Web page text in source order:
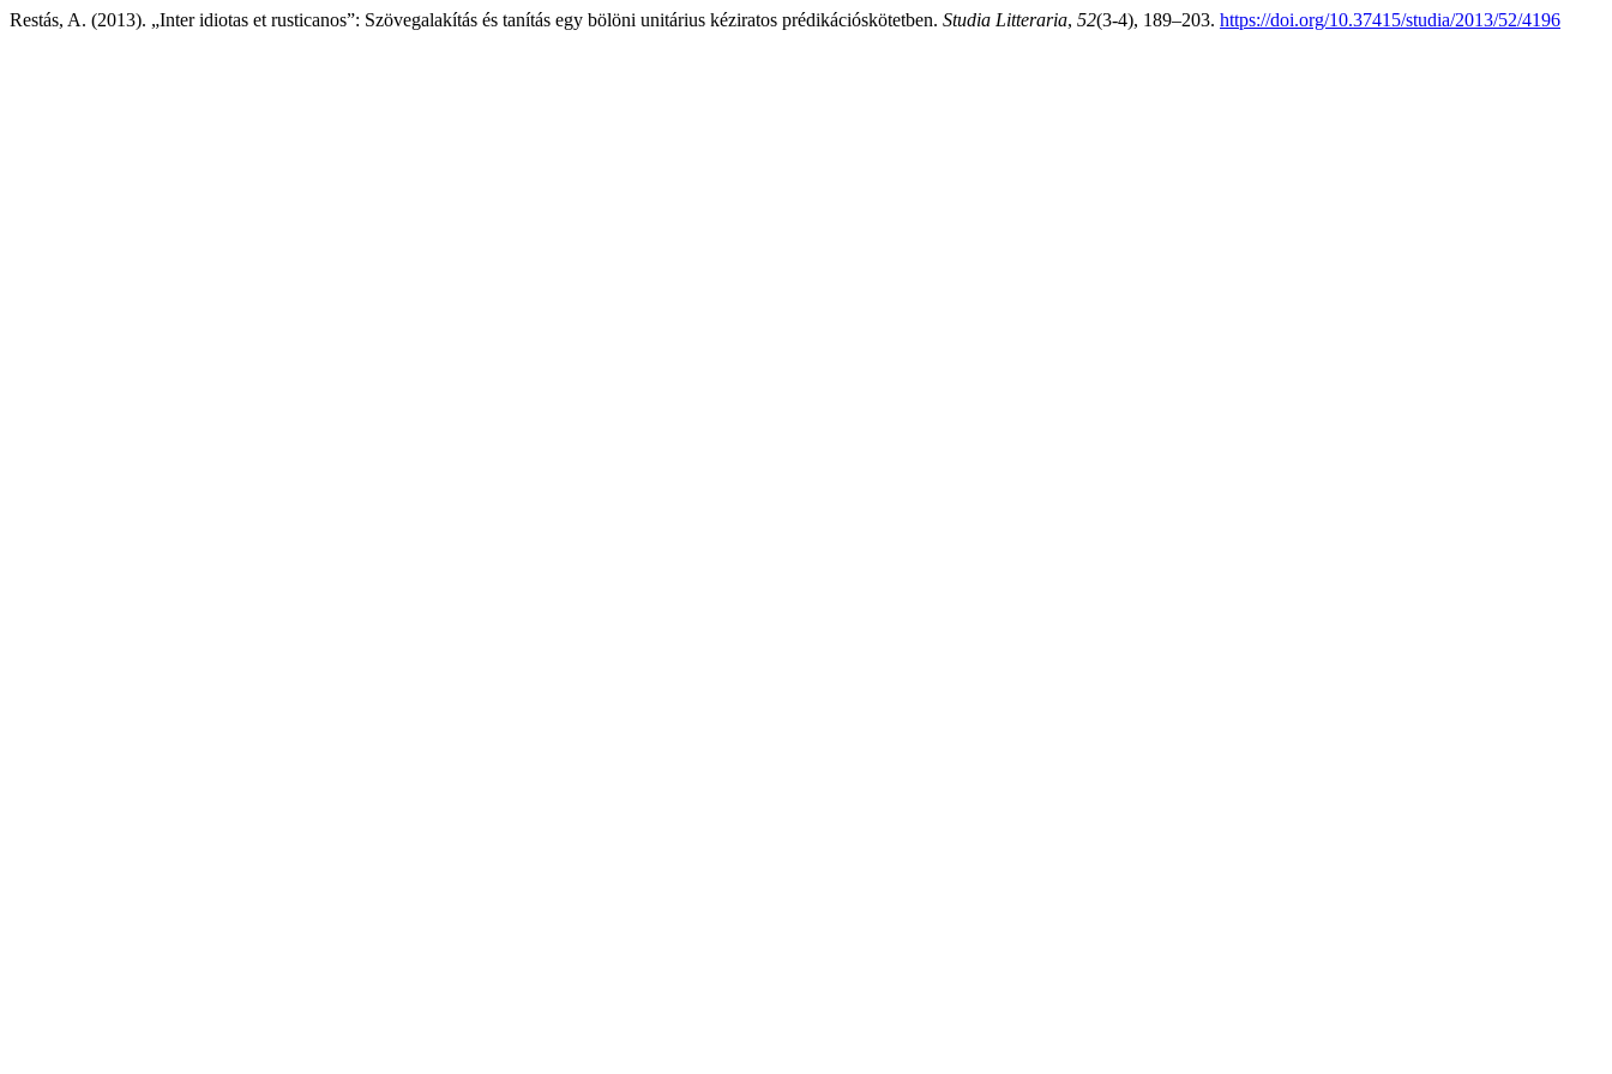
Restás, A. (2013). „Inter idiotas et rusticanos”: Szövegalakítás és tanítás egy bölöni unitárius kéziratos prédikációskötetben. Studia Litteraria, 52(3-4), 189–203. https://doi.org/10.37415/studia/2013/52/4196